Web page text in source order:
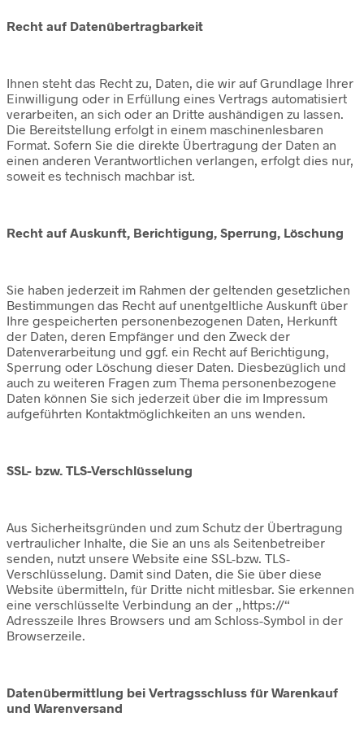
Recht auf Datenübertragbarkeit
Ihnen steht das Recht zu, Daten, die wir auf Grundlage Ihrer
Einwilligung oder in Erfüllung eines Vertrags automatisiert
verarbeiten, an sich oder an Dritte aushändigen zu lassen.
Die Bereitstellung erfolgt in einem maschinenlesbaren
Format. Sofern Sie die direkte Übertragung der Daten an
einen anderen Verantwortlichen verlangen, erfolgt dies nur,
soweit es technisch machbar ist.
Recht auf Auskunft, Berichtigung, Sperrung, Löschung
Sie haben jederzeit im Rahmen der geltenden gesetzlichen
Bestimmungen das Recht auf unentgeltliche Auskunft über
Ihre gespeicherten personenbezogenen Daten, Herkunft
der Daten, deren Empfänger und den Zweck der
Datenverarbeitung und ggf. ein Recht auf Berichtigung,
Sperrung oder Löschung dieser Daten. Diesbezüglich und
auch zu weiteren Fragen zum Thema personenbezogene
Daten können Sie sich jederzeit über die im Impressum
aufgeführten Kontaktmöglichkeiten an uns wenden.
SSL- bzw. TLS-Verschlüsselung
Aus Sicherheitsgründen und zum Schutz der Übertragung
vertraulicher Inhalte, die Sie an uns als Seitenbetreiber
senden, nutzt unsere Website eine SSL-bzw. TLS-
Verschlüsselung. Damit sind Daten, die Sie über diese
Website übermitteln, für Dritte nicht mitlesbar. Sie erkennen
eine verschlüsselte Verbindung an der „https://“
Adresszeile Ihres Browsers und am Schloss-Symbol in der
Browserzeile.
Datenübermittlung bei Vertragsschluss für Warenkauf
und Warenversand